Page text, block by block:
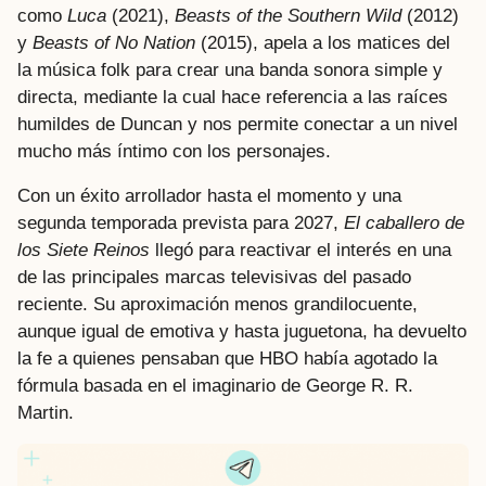
como Luca (2021), Beasts of the Southern Wild (2012)
y Beasts of No Nation (2015), apela a los matices del
la música folk para crear una banda sonora simple y
directa, mediante la cual hace referencia a las raíces
humildes de Duncan y nos permite conectar a un nivel
mucho más íntimo con los personajes.
Con un éxito arrollador hasta el momento y una
segunda temporada prevista para 2027, El caballero de
los Siete Reinos llegó para reactivar el interés en una
de las principales marcas televisivas del pasado
reciente. Su aproximación menos grandilocuente,
aunque igual de emotiva y hasta juguetona, ha devuelto
la fe a quienes pensaban que HBO había agotado la
fórmula basada en el imaginario de George R. R.
Martin.